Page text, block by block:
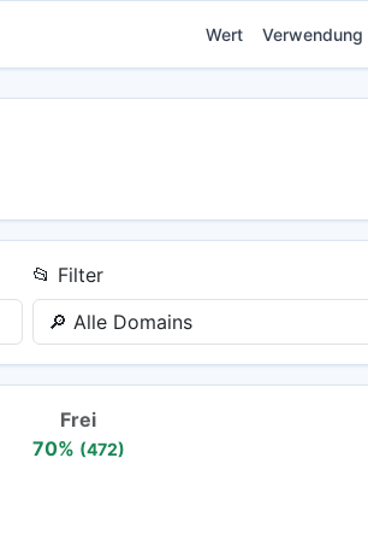
Wert Verwendung
📂 Filter
Frei
70% (472)